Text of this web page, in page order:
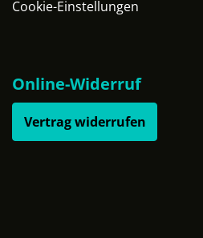
Cookie-Einstellungen
Online-Widerruf
Vertrag widerrufen